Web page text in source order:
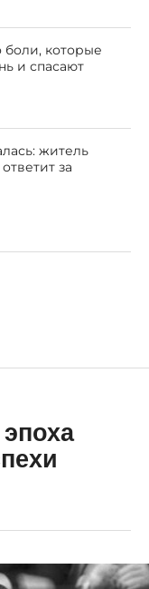
которые
и спасают
житель
за